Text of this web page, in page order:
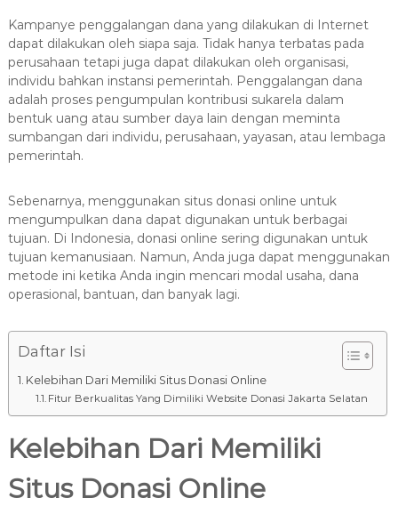
0
8
1
2
-
8
9
-
4
6
4
Kampanye penggalangan dana yang dilakukan di Internet
dapat dilakukan oleh siapa saja. Tidak hanya terbatas pada
perusahaan tetapi juga dapat dilakukan oleh organisasi,
individu bahkan instansi pemerintah. Penggalangan dana
adalah proses pengumpulan kontribusi sukarela dalam
bentuk uang atau sumber daya lain dengan meminta
sumbangan dari individu, perusahaan, yayasan, atau lembaga
pemerintah.
Sebenarnya, menggunakan situs donasi online untuk
mengumpulkan dana dapat digunakan untuk berbagai
tujuan. Di Indonesia, donasi online sering digunakan untuk
tujuan kemanusiaan. Namun, Anda juga dapat menggunakan
metode ini ketika Anda ingin mencari modal usaha, dana
operasional, bantuan, dan banyak lagi.
Daftar Isi
Kelebihan Dari Memiliki Situs Donasi Online
Fitur Berkualitas Yang Dimiliki Website Donasi Jakarta Selatan
Kelebihan Dari Memiliki
Situs Donasi Online